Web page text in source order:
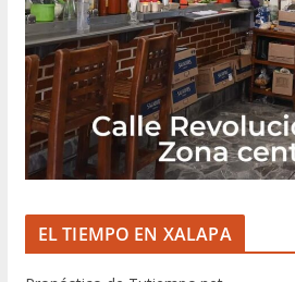
EL TIEMPO EN XALAPA